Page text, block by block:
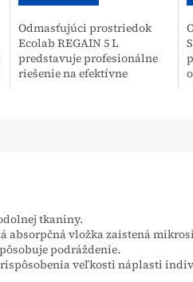
Odmasťujúci prostriedok
Ecolab REGAIN 5 L
predstavuje profesionálne
riešenie na efektívne
tkaniny.
absorpčná vložka zaistená
podráždenie.
veľkosti náplasti